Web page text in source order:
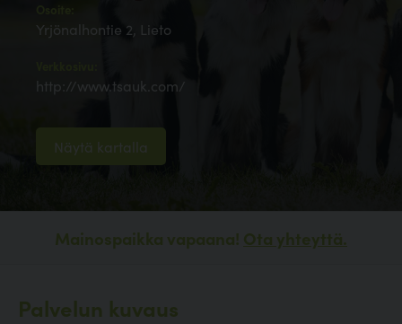
Osoite:
Yrjönalhontie 2, Lieto
http://www.tsauk.com/
Näytä kartalla
Mainospaikka vapaana! Ota yhteyttä.
Palvelun kuvaus